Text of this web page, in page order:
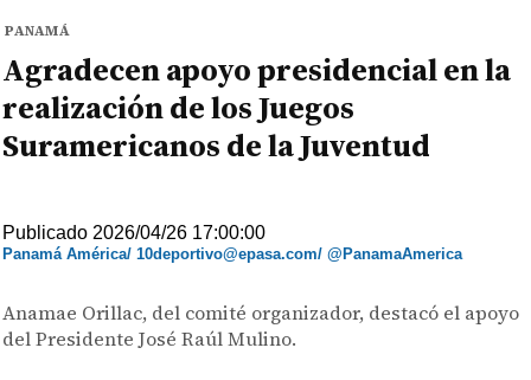
PANAMÁ
Agradecen apoyo presidencial en la
realización de los Juegos
Suramericanos de la Juventud
Publicado 2026/04/26 17:00:00
Panamá América/ 10deportivo@epasa.com/ @PanamaAmerica
Anamae Orillac, del comité organizador, destacó el apoyo
del Presidente José Raúl Mulino.